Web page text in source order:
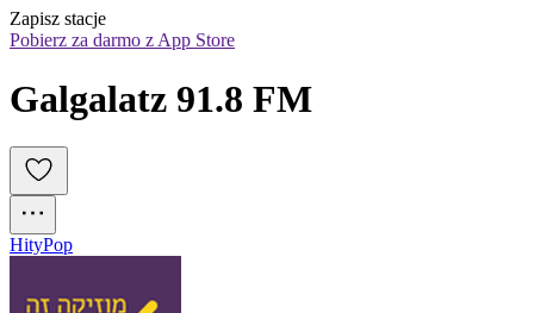
Zapisz stacje
Pobierz za darmo z App Store
Galgalatz 91.8 FM
HityPop